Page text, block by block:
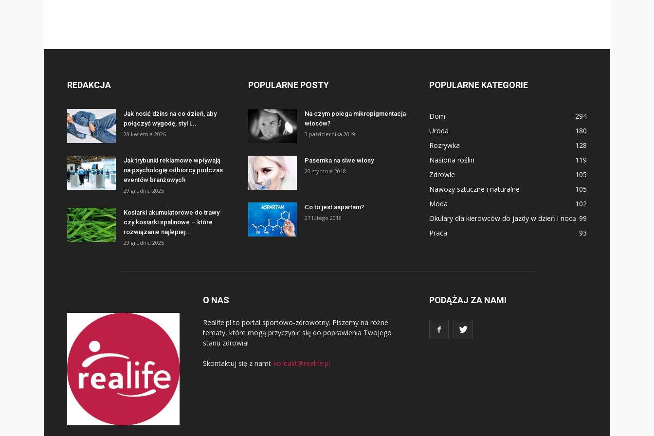
REDAKCJA
Jak nosić dżins na co dzień, aby
połączyć wygodę, styl i...
28 kwietnia 2026
Jak trybunki reklamowe wpływają
na psychologię odbiorcy podczas
eventów branżowych
29 grudnia 2025
Kosiarki akumulatorowe do trawy
czy kosiarki spalinowe – które
rozwiązanie najlepiej...
29 grudnia 2025
POPULARNE POSTY
Na czym polega mikropigmentacja
włosów?
3 października 2019
Pasemka na siwe włosy
20 stycznia 2018
Co to jest aspartam?
27 lutego 2018
POPULARNE KATEGORIE
Dom
294
Uroda
180
Rozrywka
128
Nasiona roślin
119
Zdrowie
105
Nawozy sztuczne i naturalne
105
Moda
102
Okulary dla kierowców do jazdy w dzień i nocą 99
Praca
93
O NAS
Realife.pl to portal sportowo-zdrowotny. Piszemy na różne
tematy, które mogą przyczynić się do poprawienia Twojego
stanu zdrowia!
Skontaktuj się z nami: kontakt@realife.pl
PODĄŻAJ ZA NAMI